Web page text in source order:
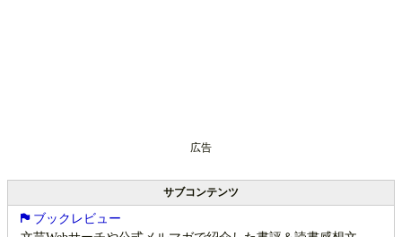
広告
サブコンテンツ
ブックレビュー